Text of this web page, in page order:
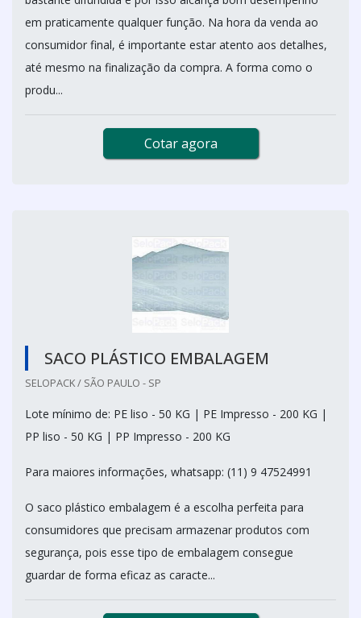
em praticamente qualquer função. Na hora da venda ao
consumidor final, é importante estar atento aos detalhes,
até mesmo na finalização da compra. A forma como o
produ...
Cotar agora
SACO PLÁSTICO EMBALAGEM
SELOPACK / SÃO PAULO - SP
Lote mínimo de: PE liso - 50 KG | PE Impresso - 200 KG |
PP liso - 50 KG | PP Impresso - 200 KG
Para maiores informações, whatsapp: (11) 9 47524991
O saco plástico embalagem é a escolha perfeita para
consumidores que precisam armazenar produtos com
segurança, pois esse tipo de embalagem consegue
guardar de forma eficaz as caracte...